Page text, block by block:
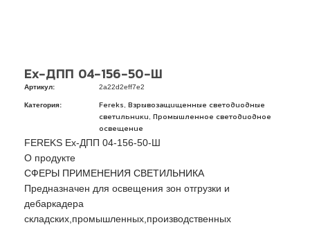
Ex-ДПП 04-156-50-Ш
Артикул: 2a22d2eff7e2
Категория: Fereks
Взрывозащищенные светодиодные
светильники
Промышленное светодиодное
освещение
FEREKS Ex-ДПП 04-156-50-Ш
О продукте
СФЕРЫ ПРИМЕНЕНИЯ СВЕТИЛЬНИКА
Предназначен для освещения зон отгрузки и
дебаркадера
складских,промышленных,производственных